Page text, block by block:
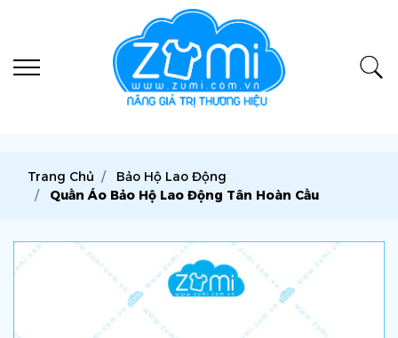
Trang Chủ
Bảo Hộ Lao Động
Quần Áo Bảo Hộ Lao Động Tân Hoàn Cầu